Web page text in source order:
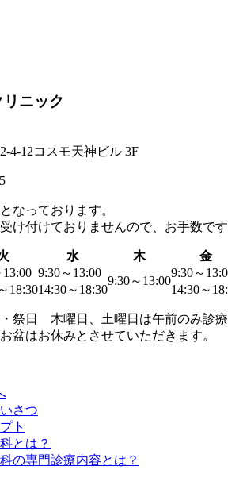
ニック
4-12コスモ天神ビル 3F
となっております。
け付けておりませんので、お手数で
水 木 金
9:30～13:00
9:30～13:00
9:30～
18:3014:30～18:30 14:30～
・祭日 木曜日、土曜日は午前のみ診療
はお休みとさせていただきます。
さつ
ト
とは？
の専門診療内容とは？